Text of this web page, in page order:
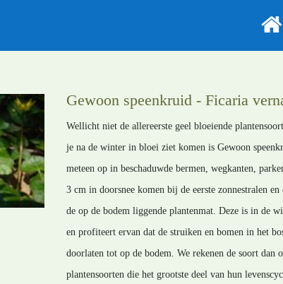
Gewoon speenkruid - Ficaria
Wellicht niet de allereerste geel bloeiende
je na de winter in bloei ziet komen is Gewoon
meteen op in beschaduwde bermen, wegkanten,
3 cm in doorsnee komen bij de eerste zonnestralen
de op de bodem liggende plantenmat. Deze is in de
en profiteert ervan dat de struiken en bomen in het
doorlaten tot op de bodem. We rekenen de soort dan
plantensoorten die het grootste deel van hun